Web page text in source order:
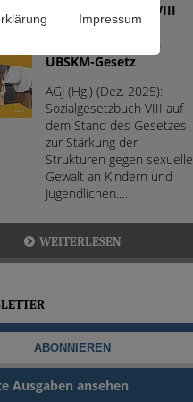
Impressum
Sozialgesetzbuch VIII
(SGB VIII) mit
UBSKM-Gesetz
AGJ (Hg.) (Dez. 2025):
Sozialgesetzbuch VIII auf
dem Stand des Gesetzes
zur Stärkung der
Strukturen gegen sexuelle
Gewalt an Kindern und
Jugendlichen.…
WEITERLESEN
Ausgaben ansehen